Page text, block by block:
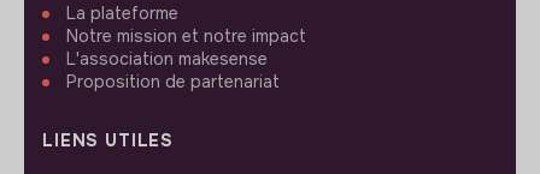
La plateforme
Notre mission et notre impact
L'association makesense
Proposition de partenariat
LIENS UTILES